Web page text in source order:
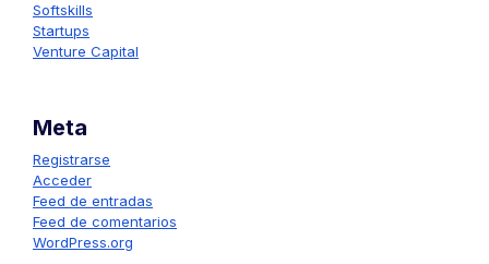
Softskills
Startups
Venture Capital
Meta
Registrarse
Acceder
Feed de entradas
Feed de comentarios
WordPress.org